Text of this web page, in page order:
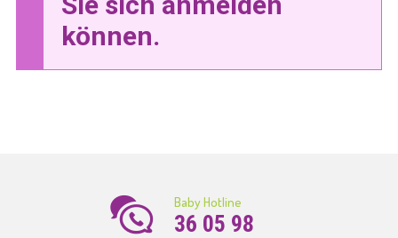
können.
Baby Hotline
36 05 98